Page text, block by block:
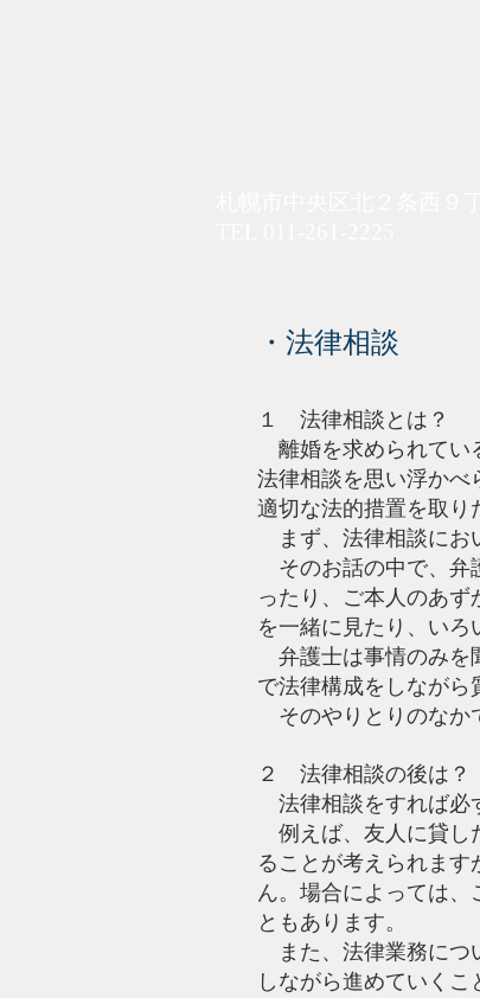
・法律相談
１ 法律相談とは？
離婚を求められてい
法律相談を思い浮かべ
適切な法的措置を取り
まず、法律相談にお
そのお話の中で、弁
ったり、ご本人のあ
を一緒に見たり、いろ
弁護士は事情のみを
で法律構成をしながら
そのやりとりのなか
２ 法律相談の後は？
法律相談をすれば必
例えば、友人に貸し
ることが考えられま
ん。場合によっては
ともあります。
また、法律業務につ
しながら進めていく